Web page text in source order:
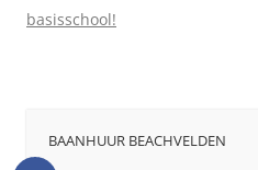
basisschool!
BAANHUUR BEACHVELDEN